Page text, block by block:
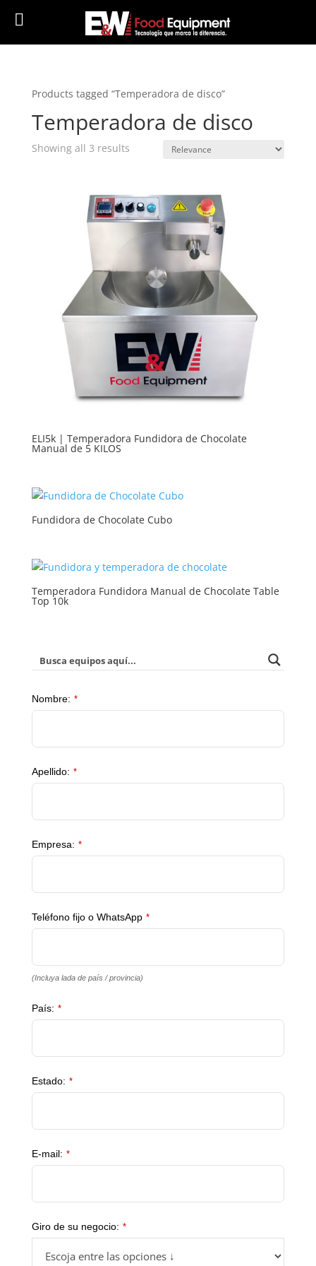
Products tagged “Temperadora de disco”
Temperadora de disco
Showing all 3 results
ELI5k | Temperadora Fundidora de Chocolate
Manual de 5 KILOS
Fundidora de Chocolate Cubo
Temperadora Fundidora Manual de Chocolate Table
Top 10k
Your
Website
Nombre: *
Apellido: *
Empresa: *
Teléfono fijo o WhatsApp *
(Incluya lada de país / provincia)
País: *
Estado: *
E-mail: *
Giro de su negocio: *